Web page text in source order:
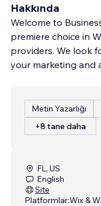
Hakkında
Welcome to
premiere choice in
providers. We look
your marketing and
Metin Yazarlığı
+8 tane daha
FL, US
English
Site
Platformlar:Wix &